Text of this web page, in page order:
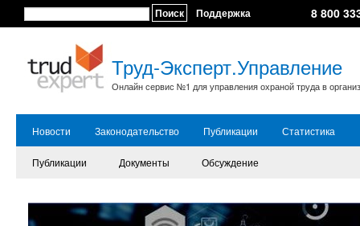
Поиск Поддержка 8 800
Труд-Эксперт.Управление
Онлайн сервис №1 для управления охраной труда в
Новости Законодательство Публикации Статистика
Публикации Документы Обсуждение